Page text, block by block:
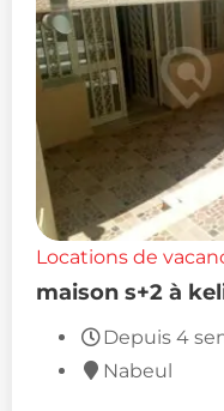
Locations de
maison s+2 à
Depuis 4
Nabeul